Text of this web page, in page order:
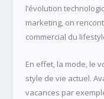
l’évolution
marketing, on
commercial du
En effet, la mode, le
style de vie actuel.
vacances par